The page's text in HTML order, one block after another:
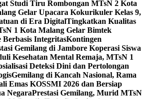
Studi Tiru Rombongan MTsN 2 Kota
Gelar Upacara Kokurikuler Kelas 9,
di Era DigitalTingkatkan Kualitas
1 Kota Malang Gelar Bimtek
IntegritasKontingen
Gemilang di Jambore Koperasi Siswa
Kesehatan Mental Remaja, MTsN 1
Deteksi Dini dan Pertolongan
Gemilang di Kancah Nasional, Rama
Emas KOSSMI 2026 dan Bersiap
NegaraPrestasi Gemilang, Murid MTsN